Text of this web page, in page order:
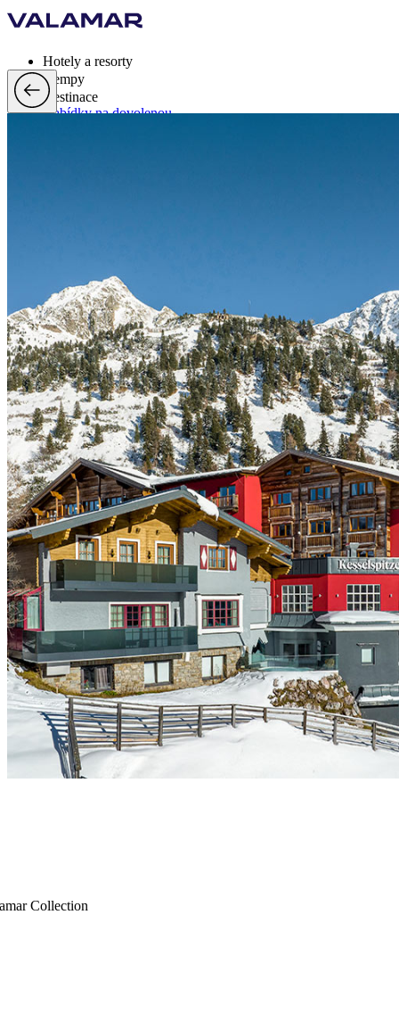
Hotely a resorty
Kempy
Destinace
Nabídky na dovolenou
Collection